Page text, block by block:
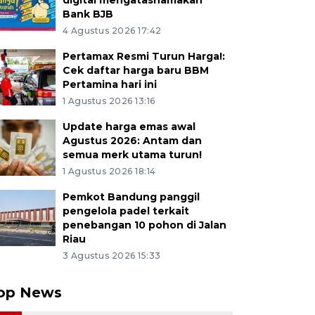
Bank BJB
4 Agustus 2026 17:42
Pertamax Resmi Turun Harga!:
Cek daftar harga baru BBM
Pertamina hari ini
1 Agustus 2026 13:16
Update harga emas awal
Agustus 2026: Antam dan
semua merk utama turun!
1 Agustus 2026 18:14
Pemkot Bandung panggil
pengelola padel terkait
penebangan 10 pohon di Jalan
Riau
3 Agustus 2026 15:33
News